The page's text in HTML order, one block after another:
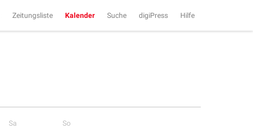
Zeitungsliste Kalender Suche digiPress Hilfe
Sa So